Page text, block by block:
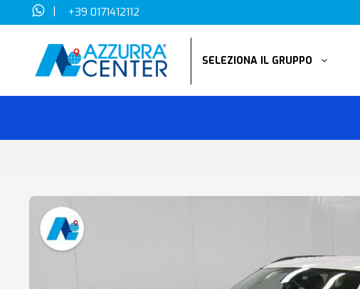
| +39 0171412112
SELEZIONA IL GRUPPO